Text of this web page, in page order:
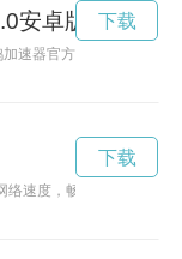
安卓版
速器官方正版下载最新
下载
络速度，畅享更流畅的社
下载